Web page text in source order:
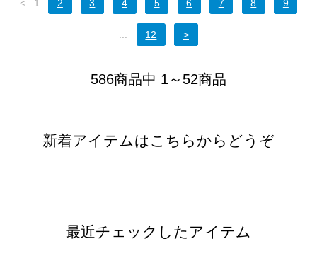
< 1 2 3 4 5 6 7 8 9
12 >
586商品中 1～52商品
新着アイテムはこちらからどうぞ
最近チェックしたアイテム